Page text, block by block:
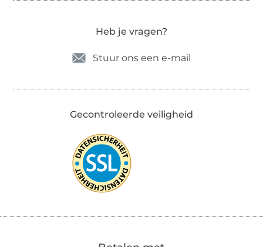
Heb je vragen?
Stuur ons een e-mail
Gecontroleerde veiligheid